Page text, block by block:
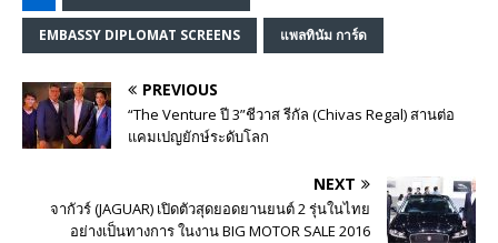
EMBASSY DIPLOMAT SCREENS แพลทินัม การ์ด
PREVIOUS
“The Venture ปี 3”ชีวาส รีกัล (Chivas Regal) สานต่อ
แคมเปญยักษ์ระดับโลก
NEXT
จากัวร์ (JAGUAR) เปิดตัวสุดยอดยานยนต์ 2 รุ่นในไทย
อย่างเป็นทางการ ในงาน BIG MOTOR SALE 2016